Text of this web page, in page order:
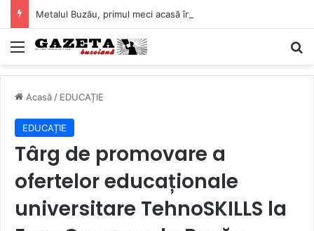
Mediu
Acasă / EDUCAȚIE
EDUCAȚIE
Târg de promovare a
ofertelor educaționale
universitare TehnoSKILLS la